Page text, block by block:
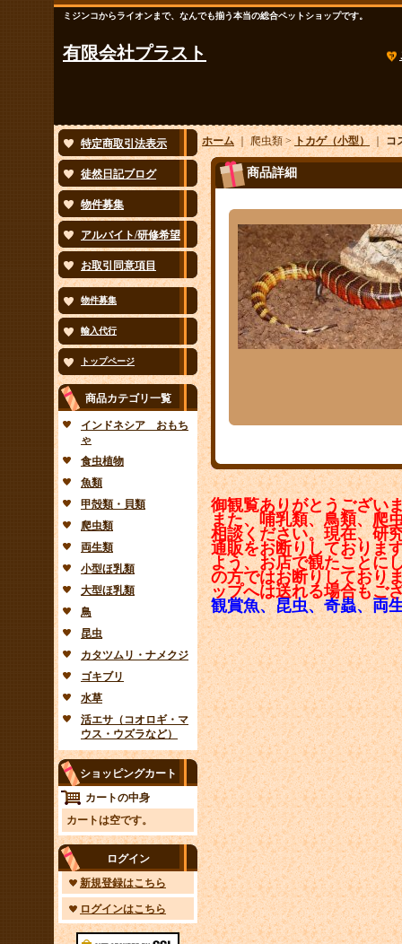
ミジンコからライオンまで、なんでも揃う本当の総合ペットショップです。
有限会社プラスト
特定商取引法表示
徒然日記ブログ
物件募集
アルバイト/研修希望
お取引同意項目
物件募集
輸入代行
トップページ
商品カテゴリ一覧
インドネシア おもち
ゃ
食虫植物
魚類
甲殻類・貝類
爬虫類
両生類
小型ほ乳類
大型ほ乳類
鳥
昆虫
カタツムリ・ナメクジ
ゴキブリ
水草
活エサ（コオロギ・マ
ウス・ウズラなど）
ショッピングカート
カートの中身
カートは空です。
ログイン
新規登録はこちら
ログインはこちら
ホーム｜ 爬虫類 >トカゲ（小型）｜コ
商品詳細
御観覧ありがとうござい
また、哺乳類、鳥類、爬
相談ください。現在、研
通販をお断りしておりま
よう、お店で観たことに
の方ではお断りしており
ップへは送れる場合もご
観賞魚、昆虫、奇蟲、両